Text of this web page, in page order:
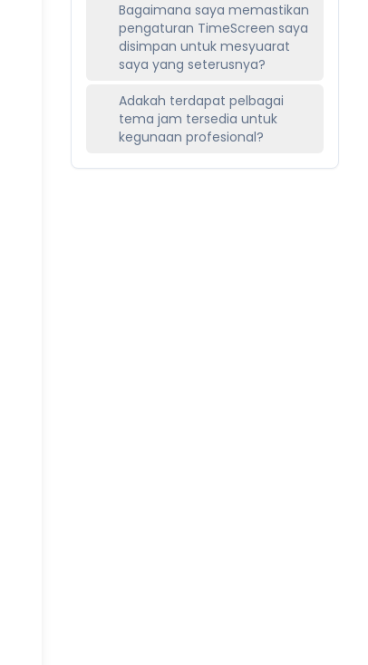
Bagaimana saya memastikan
pengaturan TimeScreen saya
disimpan untuk mesyuarat
saya yang seterusnya?
Adakah terdapat pelbagai
tema jam tersedia untuk
kegunaan profesional?